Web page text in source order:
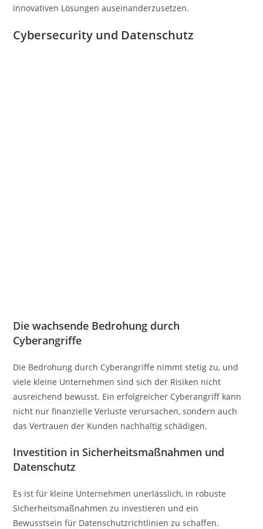
innovativen Lösungen auseinanderzusetzen.
Cybersecurity und Datenschutz
Die wachsende Bedrohung durch
Cyberangriffe
Die Bedrohung durch Cyberangriffe nimmt stetig zu, und
viele kleine Unternehmen sind sich der Risiken nicht
ausreichend bewusst. Ein erfolgreicher Cyberangriff kann
nicht nur finanzielle Verluste verursachen, sondern auch
das Vertrauen der Kunden nachhaltig schädigen.
Investition in Sicherheitsmaßnahmen und
Datenschutz
Es ist für kleine Unternehmen unerlässlich, in robuste
Sicherheitsmaßnahmen zu investieren und ein
Bewusstsein für Datenschutzrichtlinien zu schaffen.